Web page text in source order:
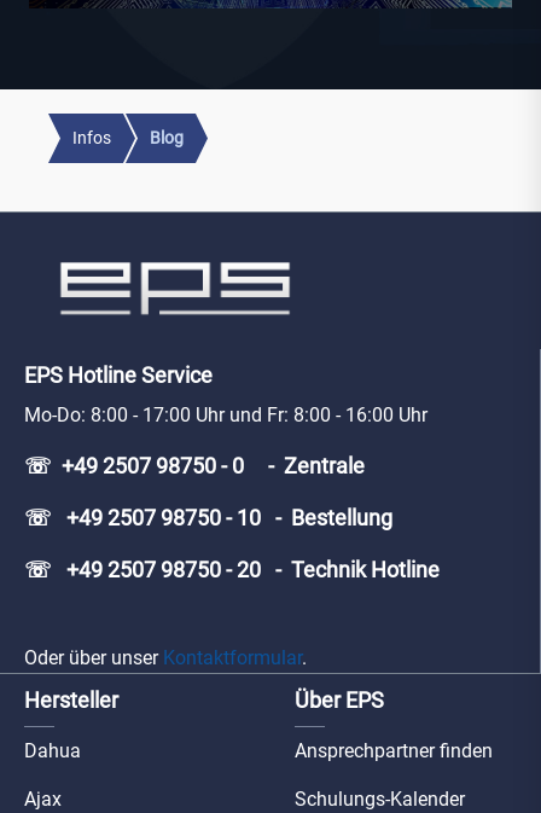
Infos Blog
EPS Hotline Service
Mo-Do: 8:00 - 17:00 Uhr und Fr: 8:00 - 16:00 Uhr
☏ +49 2507 98750 - 0 - Zentrale
☏ +49 2507 98750 - 10 - Bestellung
☏ +49 2507 98750 - 20 - Technik Hotline
Oder über unser Kontaktformular.
Hersteller
Dahua
Ajax
Über EPS
Ansprechpartner finden
Schulungs-Kalender